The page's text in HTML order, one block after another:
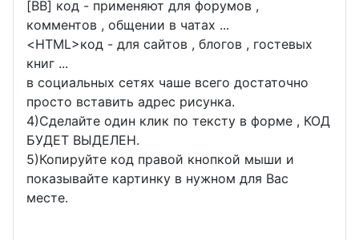
[BB] код - применяют для форумов ,
комментов , общении в чатах ...
<HTML>код - для сайтов , блогов , гостевых
книг ...
в социальных сетях чаше всего достаточно
просто вставить адрес рисунка.
4)Сделайте один клик по тексту в форме , КОД
БУДЕТ ВЫДЕЛЕН.
5)Копируйте код правой кнопкой мыши и
показывайте картинку в нужном для Вас
месте.